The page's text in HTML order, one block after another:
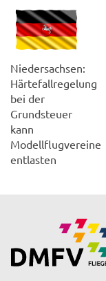
Niedersachsen:
Härtefallregelung
bei der
Grundsteuer
kann
Modellflugvereine
entlasten